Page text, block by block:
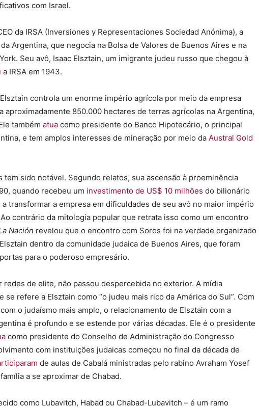
com Israel.
da IRSA (Inversiones y Representaciones Sociedad Anónima), a
Argentina, que negocia na Bolsa de Valores de Buenos Aires e na
Seu avô, Isaac Elsztain, um imigrante judeu russo que chegou à
a IRSA em 1943.
controla um enorme império agrícola por meio da empresa
aproximadamente 850.000 hectares de terras agrícolas na Argentina,
também atua como presidente do Banco Hipotecário, o principal
e tem amplos interesses de mineração por meio da Austral Gold
tem sido notável. Segundo relatos, sua ascensão à proeminência
quando recebeu um investimento de US$ 10 milhões do bilionário
transformar a empresa em dificuldades de seu avô no maior império
contrário da mitologia popular que retrata isso como um encontro
Nación revelou que o encontro com Soros foi na verdade organizado
dentro da comunidade judaica de Buenos Aires, que foram
para o poderoso empresário.
redes de elite, não passou despercebida no exterior. A mídia
refere a Elsztain como “o judeu mais rico da América do Sul”. Com
o judaísmo mais amplo, o relacionamento de Elsztain com a
é profundo e se estende por várias décadas. Ele é o presidente
como presidente do Conselho de Administração do Congresso
com instituições judaicas começou no final da década de
de aulas de Cabalá ministradas pelo rabino Avraham Yosef
a se aproximar de Chabad.
como Lubavitch, Habad ou Chabad-Lubavitch – é um ramo